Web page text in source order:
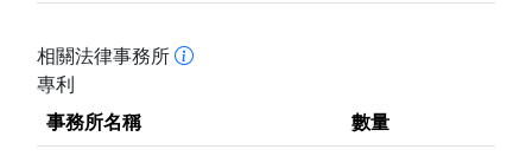
相關法律事務所
專利
事務所名稱
數量